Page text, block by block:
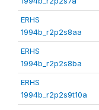
ERHS
1994b_r2p2s8aa
ERHS
1994b_r2p2s8ba
ERHS
1994b_r2p2s9t10a